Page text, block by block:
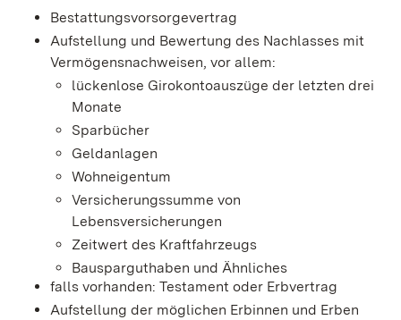
Bestattungsvorsorgevertrag
Aufstellung und Bewertung des Nachlasses mit
Vermögensnachweisen, vor allem:
lückenlose Girokontoauszüge der letzten drei
Monate
Sparbücher
Geldanlagen
Wohneigentum
Versicherungssumme von
Lebensversicherungen
Zeitwert des Kraftfahrzeugs
Bausparguthaben und Ähnliches
falls vorhanden: Testament oder Erbvertrag
Aufstellung der möglichen Erbinnen und Erben